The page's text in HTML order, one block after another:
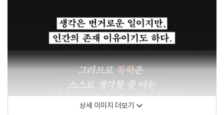
상세 이미지 더보기